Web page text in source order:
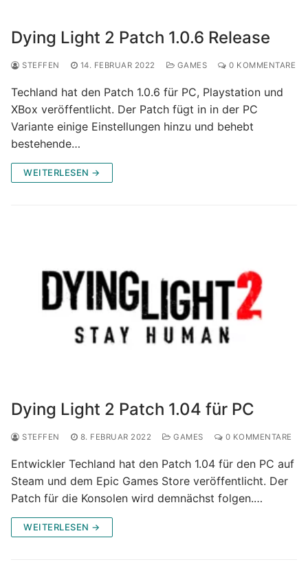
Dying Light 2 Patch 1.0.6 Release
STEFFEN 14. FEBRUAR 2022 GAMES 0 KOMMENTARE
Techland hat den Patch 1.0.6 für PC, Playstation und
XBox veröffentlicht. Der Patch fügt in in der PC
Variante einige Einstellungen hinzu und behebt
bestehende…
WEITERLESEN →
Dying Light 2 Patch 1.04 für PC
STEFFEN 8. FEBRUAR 2022 GAMES 0 KOMMENTARE
Entwickler Techland hat den Patch 1.04 für den PC auf
Steam und dem Epic Games Store veröffentlicht. Der
Patch für die Konsolen wird demnächst folgen.…
WEITERLESEN →